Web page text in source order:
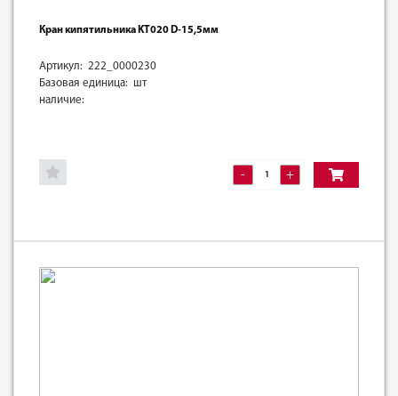
Кран кипятильника KT020 D-15,5мм
Артикул: 222_0000230
Базовая единица: шт
наличие:
- +